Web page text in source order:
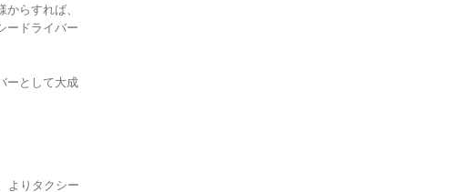
らすれば、
ードライバー
ーとして大成
よりタクシー